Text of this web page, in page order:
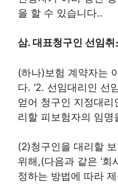
을 할 수 있습니다..
삼. 대표청구인 선임취
(하나) 보험 계약자는
다. ‘2. 선임대리인 선
얻어 청구인 지정대리
리할 피보험자의 임
(2)청구인을 대리할
위해,(다음과 같은 ‘회
정하는 방법에 따라